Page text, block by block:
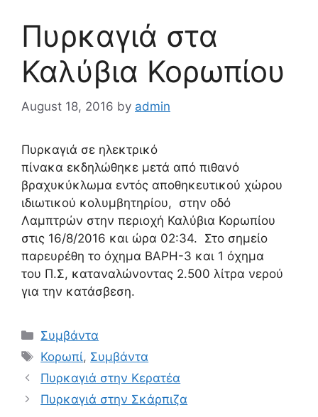
Πυρκαγιά στα
Καλύβια Κορωπίου
August 18, 2016 by admin
Πυρκαγιά σε ηλεκτρικό
πίνακα εκδηλώθηκε μετά από πιθανό
βραχυκύκλωμα εντός αποθηκευτικού χώρου
ιδιωτικού κολυμβητηρίου, στην οδό
Λαμπτρών στην περιοχή Καλύβια Κορωπίου
στις 16/8/2016 και ώρα 02:34. Στο σημείο
παρευρέθη το όχημα ΒΑΡΗ-3 και 1 όχημα
του Π.Σ, καταναλώνοντας 2.500 λίτρα νερού
για την κατάσβεση.
Συμβάντα
Κορωπί, Συμβάντα
Πυρκαγιά στην Κερατέα
Πυρκαγιά στην Σκάρπιζα